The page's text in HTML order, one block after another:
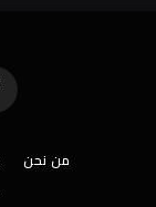
من نحن